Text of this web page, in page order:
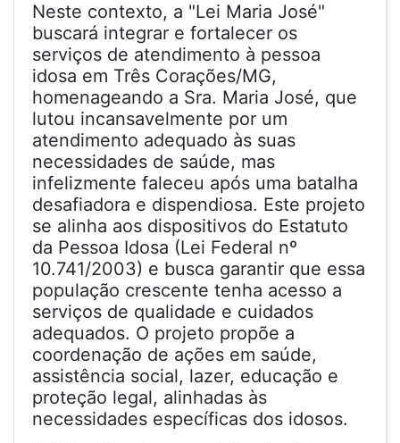
Neste contexto, a "Lei Maria José"
buscará integrar e fortalecer os
serviços de atendimento à pessoa
idosa em Três Corações/MG,
homenageando a Sra. Maria José, que
lutou incansavelmente por um
atendimento adequado às suas
necessidades de saúde, mas
infelizmente faleceu após uma batalha
desafiadora e dispendiosa. Este projeto
se alinha aos dispositivos do Estatuto
da Pessoa Idosa (Lei Federal nº
10.741/2003) e busca garantir que essa
população crescente tenha acesso a
serviços de qualidade e cuidados
adequados. O projeto propõe a
coordenação de ações em saúde,
assistência social, lazer, educação e
proteção legal, alinhadas às
necessidades específicas dos idosos.